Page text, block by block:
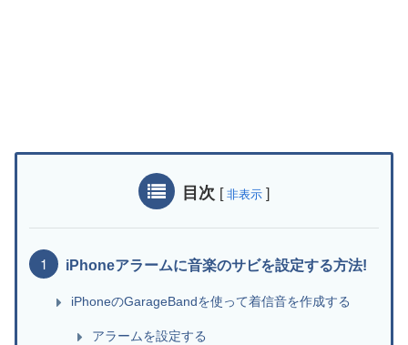
目次 [ 非表示 ]
iPhoneアラームに音楽のサビを設定する方法!
iPhoneのGarageBandを使って着信音を作成する
アラームを設定する